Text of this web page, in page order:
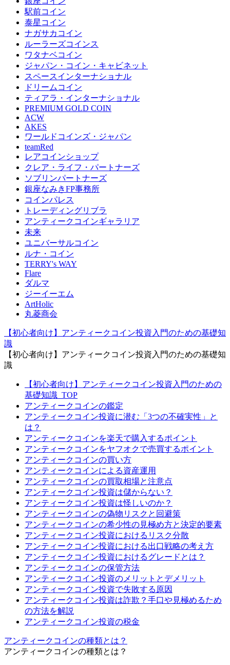
駅前コイン
泰星コイン
ナガサカコイン
ルーラーズコインス
ワタナベコイン
ジャパン・コイン・キャビネット
スペースインターナショナル
ドリームコイン
ティアラ・インターナショナル
PREMIUM GOLD COIN
ACW
AKES
ワールドコインズ・ジャパン
teamRed
レアコインショップ
クレア・ライフ・パートナーズ
ソブリンパートナーズ
銀座なみきFP事務所
コインパレス
トレーディングリブラ
アンティークコインギャラリア
未来
ユニバーサルコイン
ルナ・コイン
TERRY's WAY
Flare
ダルマ
ジーイーエム
ArtHolic
丸菱商会
【初心者向け】アンティークコイン投資入門のための基礎知
識
【初心者向け】アンティークコイン投資入門のための基礎知
識
【初心者向け】アンティークコイン投資入門のための
基礎知識_TOP
アンティークコインの鑑定
アンティークコイン投資に潜む「3つの不確実性」と
は？
アンティークコインを楽天で購入するポイント
アンティークコインをヤフオクで売買するポイント
アンティークコインの買い方
アンティークコインによる資産運用
アンティークコインの買取相場と注意点
アンティークコイン投資は儲からない？
アンティークコイン投資は怪しいのか？
アンティークコインの偽物リスクと回避策
アンティークコインの希少性の見極め方と決定的要素
アンティークコイン投資におけるリスク分散
アンティークコイン投資における出口戦略の考え方
アンティークコイン投資におけるグレードとは？
アンティークコインの保管方法
アンティークコイン投資のメリットとデメリット
アンティークコイン投資で失敗する原因
アンティークコイン投資は詐欺？手口や見極めるため
の方法を解説
アンティークコイン投資の税金
アンティークコインの種類とは？
アンティークコインの種類とは？